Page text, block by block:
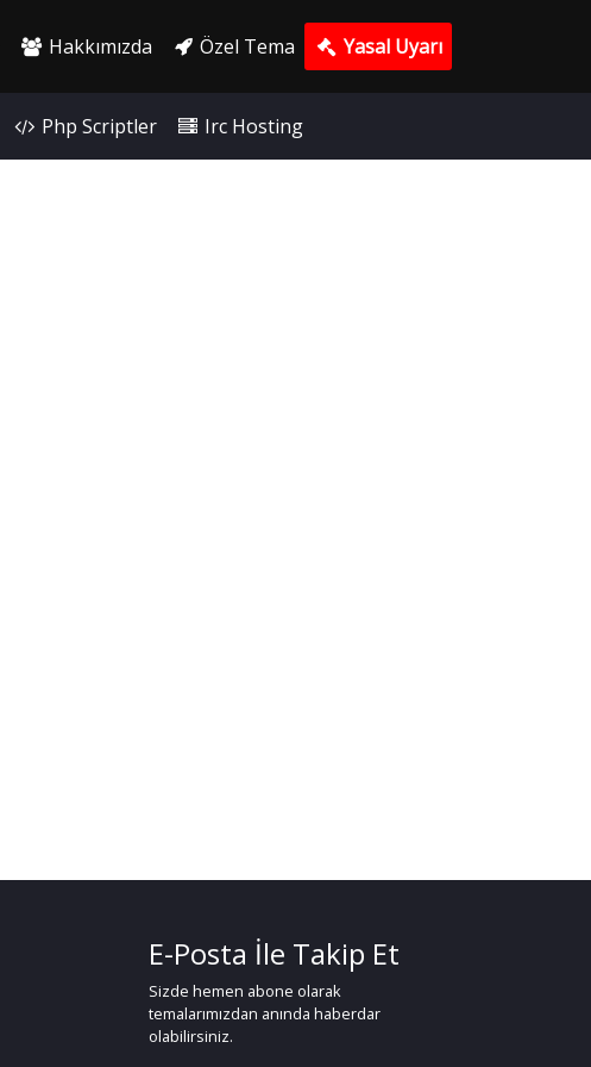
Hakkımızda Özel Tema Yasal Uyarı
Php Scriptler Irc Hosting
E-Posta İle Takip Et
Sizde hemen abone olarak
temalarımızdan anında haberdar
olabilirsiniz.